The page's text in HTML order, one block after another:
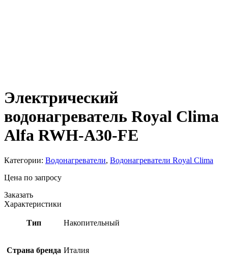
Электрический
водонагреватель Royal Clima
Alfa RWH-A30-FE
Категории: Водонагреватели, Водонагреватели Royal Clima
Цена по запросу
Заказать
Характеристики
Тип Накопительный
Страна бренда Италия